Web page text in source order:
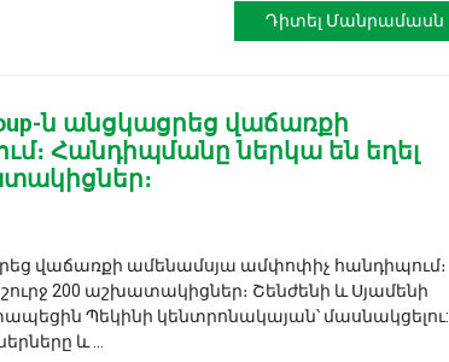
Դիտել Մանրամասն
ն անցկացրեց վաճառքի
Հանդիպմանը ներկա են եղել
վաճառքի ամենամսյա ամփոփիչ հանդիպում։
200 աշխատակիցներ։ Շենժենի և Սյամենի
Պեկինի կենտրոնակայան՝ մասնակցելու:
և ...